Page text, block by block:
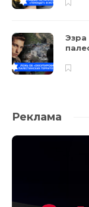
Реклама